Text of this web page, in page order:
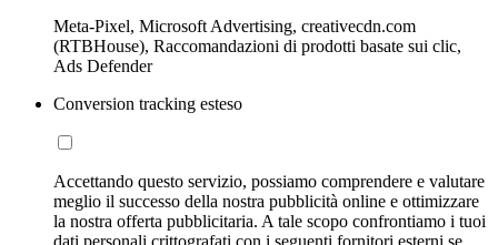
Meta-Pixel, Microsoft Advertising, creativecdn.com
(RTBHouse), Raccomandazioni di prodotti basate sui clic,
Ads Defender
Conversion tracking esteso
Accettando questo servizio, possiamo comprendere e valutare
meglio il successo della nostra pubblicità online e ottimizzare
la nostra offerta pubblicitaria. A tale scopo confrontiamo i tuoi